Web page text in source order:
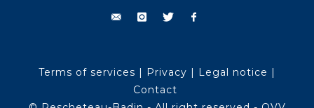
Terms of services | Privacy | Legal notice |
Contact